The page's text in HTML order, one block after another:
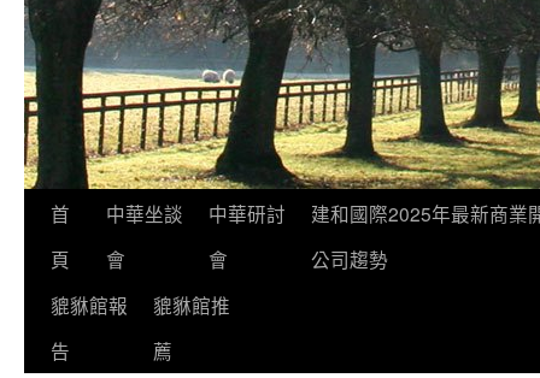
首
頁
中華坐談
會
中華研討
會
建和國際2025年最新商業
公司趨勢
貔貅館報
告
貔貅館推
薦